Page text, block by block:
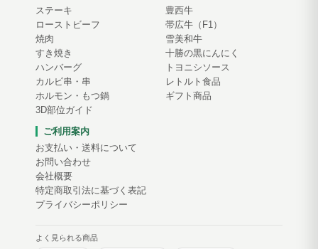
ステーキ
ローストビーフ
焼肉
すき焼き
ハンバーグ
カルビ串・串
ホルモン・もつ鍋
3D部位ガイド
豊西牛
帯広牛（F1）
雪美和牛
十勝の黒にんにく
トヨニシソース
レトルト食品
ギフト商品
ご利用案内
お支払い・送料について
お問い合わせ
会社概要
特定商取引法に基づく表記
プライバシーポリシー
よく見られる商品